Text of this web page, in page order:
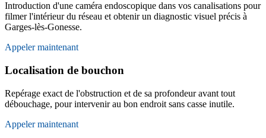
Introduction d'une caméra endoscopique dans vos canalisations pour
filmer l'intérieur du réseau et obtenir un diagnostic visuel précis à
Garges-lès-Gonesse.
Appeler maintenant
Localisation de bouchon
Repérage exact de l'obstruction et de sa profondeur avant tout
débouchage, pour intervenir au bon endroit sans casse inutile.
Appeler maintenant